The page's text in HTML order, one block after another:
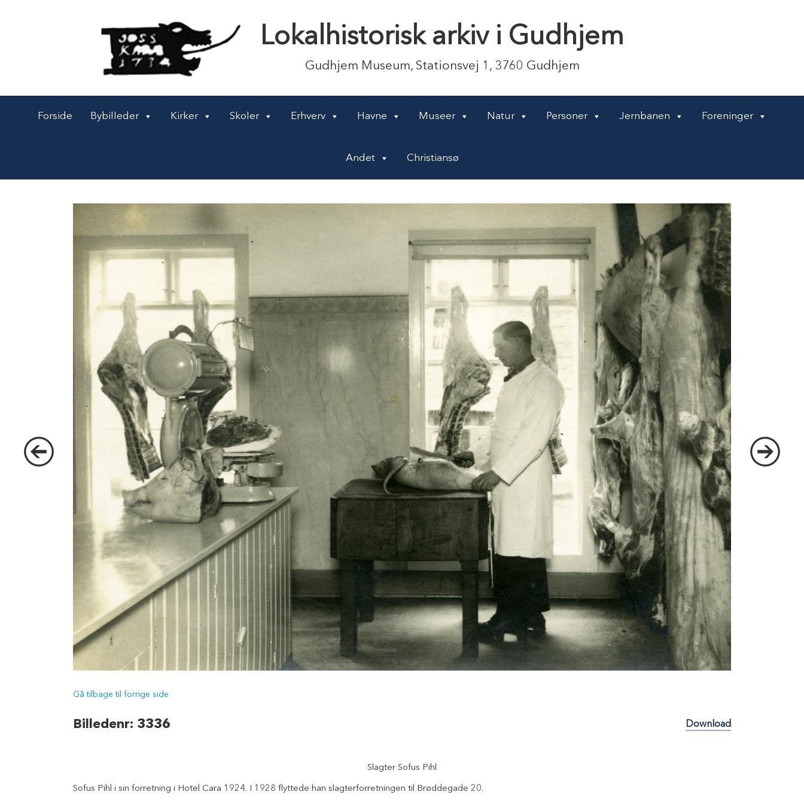
Lokalhistorisk arkiv i Gudhjem
Gudhjem Museum, Stationsvej 1, 3760 Gudhjem
Forside Bybilleder Kirker Skoler Erhverv Havne Museer Natur Personer Jernbanen Foreninger
Andet Christiansø
Gå tilbage til forrige side
Billedenr: 3336 Download
Slagter Sofus Pihl
Sofus Pihl i sin forretning i Hotel Cara 1924. I 1928 flyttede han slagterforretningen til Brøddegade 20.